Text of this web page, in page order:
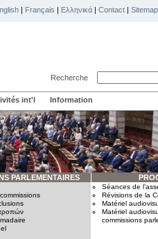
| Français | Ελληνικά | Contact | Sitemap
Recherche
int'l Information
PARLEMENTAIRES
Séances de
Révisions de la
Matériel
Matériel
commissions